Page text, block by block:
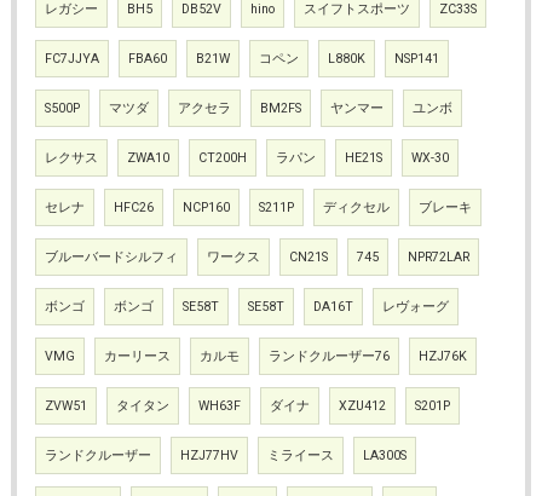
レガシー BH5 DB52V hino スイフトスポーツ ZC33S
FC7JJYA FBA60 B21W コペン L880K NSP141
S500P マツダ アクセラ BM2FS ヤンマー ユンボ
レクサス ZWA10 CT200H ラパン HE21S WX-30
セレナ HFC26 NCP160 S211P ディクセル ブレーキ
ブルーバードシルフィ ワークス CN21S 745 NPR72LAR
ボンゴ ボンゴ SE58T SE58T DA16T レヴォーグ
VMG カーリース カルモ ランドクルーザー76 HZJ76K
ZVW51 タイタン WH63F ダイナ XZU412 S201P
ランドクルーザー HZJ77HV ミライース LA300S